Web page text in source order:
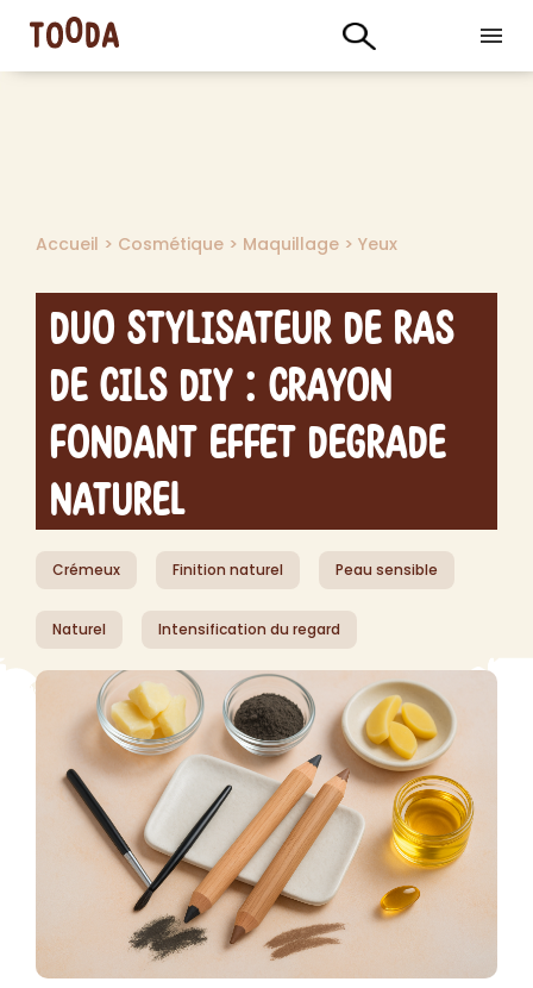
Accueil > Cosmétique > Maquillage > Yeux
Duo Stylisateur de Ras
de Cils DIY : Crayon
Fondant Effet Degrade
Naturel
Crémeux Finition naturel Peau sensible
Naturel Intensification du regard